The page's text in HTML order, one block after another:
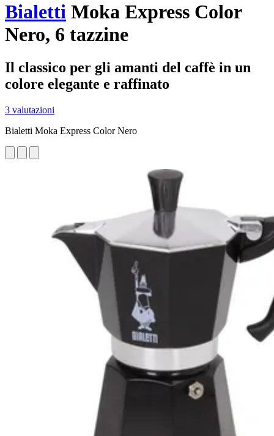
Bialetti Moka Express Color
Nero, 6 tazzine
Il classico per gli amanti del caffè in un
colore elegante e raffinato
3 valutazioni
Bialetti Moka Express Color Nero